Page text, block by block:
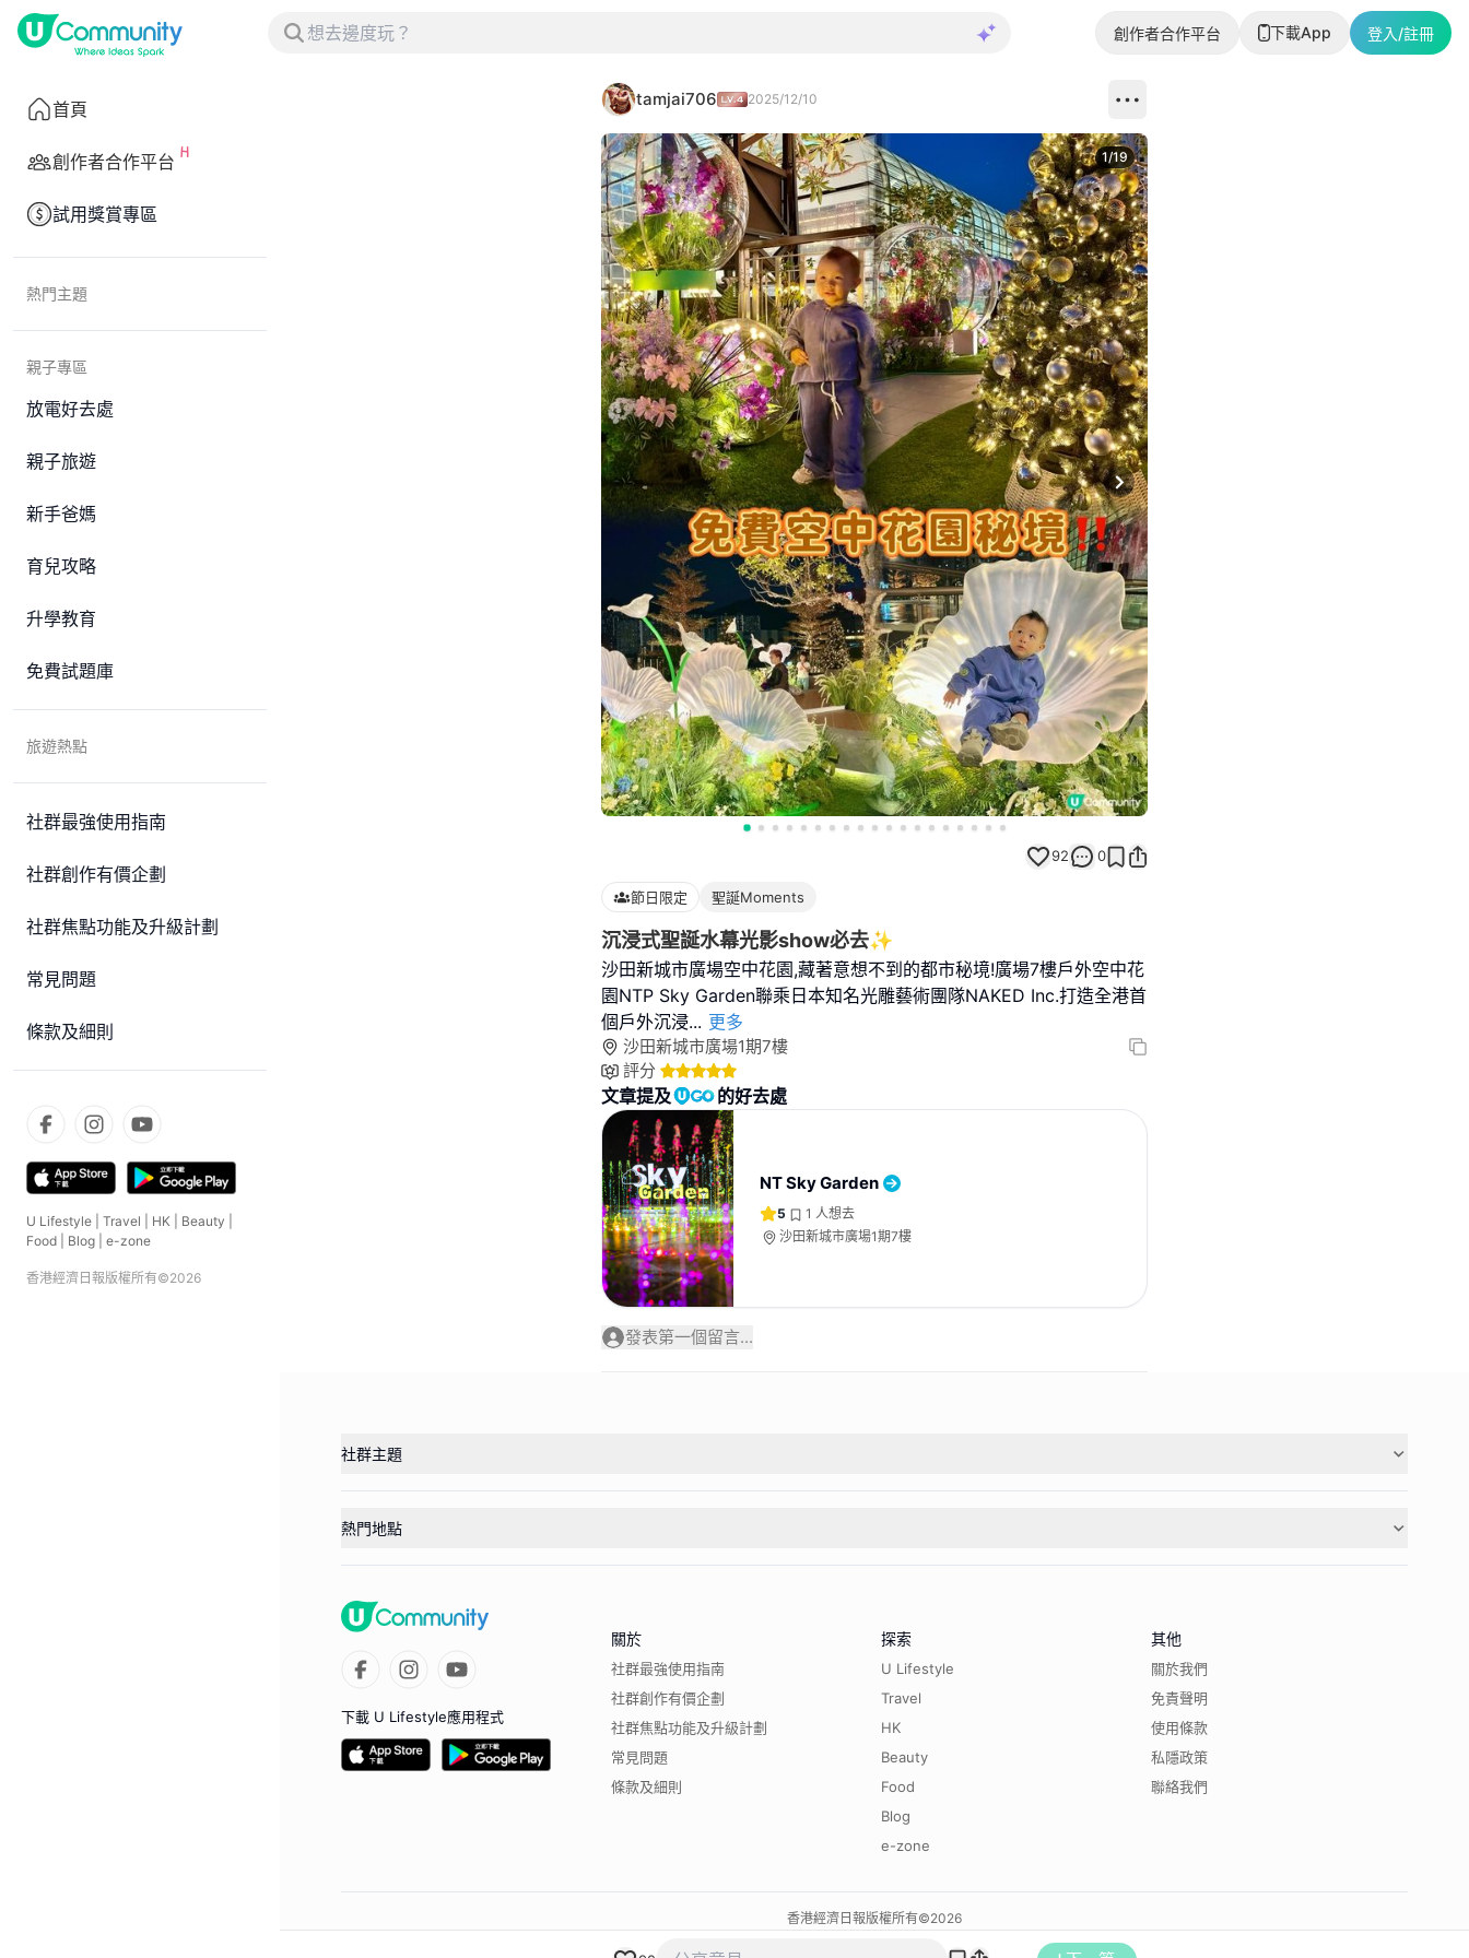
創作者合作平台 下載App 登入/註冊
首頁
創作者合作平台
試用獎賞專區
熱門主題
親子專區
放電好去處
親子旅遊
新手爸媽
育兒攻略
升學教育
免費試題庫
旅遊熱點
社群最強使用指南
社群創作有價企劃
社群焦點功能及升級計劃
常見問題
條款及細則
U Lifestyle Travel HK Beauty
Food
Blog e-zone
香港經濟日報版權所有©2026
tamjai706 2025/12/10
Next slide
1/19
92 0
節日限定 聖誕Moments
沉浸式聖誕水幕光影show必去✨
沙田新城市廣場空中花園,藏著意想不到的都市秘境!廣場7樓戶外空中花
園NTP Sky Garden聯乘日本知名光雕藝術團隊NAKED Inc.打造全港首
個戶外沉浸... 更多
沙田新城市廣場1期7樓
評分
文章提及 的好去處
NT Sky Garden
5 1 人想去
沙田新城市廣場1期7樓
發表第一個留言...
社群主題
熱門地點
下載 U Lifestyle應用程式
關於
社群最強使用指南
社群創作有價企劃
社群焦點功能及升級計劃
常見問題
條款及細則
探索
U Lifestyle
Travel
HK
Beauty
Food
Blog
e-zone
其他
關於我們
免責聲明
使用條款
私隱政策
聯絡我們
香港經濟日報版權所有©2026